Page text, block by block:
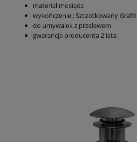
materiał mosiądz
wykończenie : Szczotkowany Grafit
do umywalek z przelewem
gwarancja producenta 2 lata